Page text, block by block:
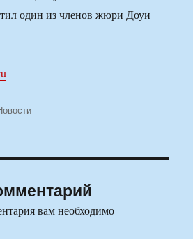
один из членов жюри Доуи
вам необходимо